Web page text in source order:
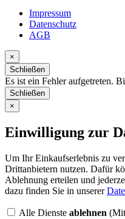
Impressum
Datenschutz
AGB
×
Schließen
Es ist ein Fehler aufgetreten.
Schließen
×
Einwilligung zur
Um Ihr Einkaufserlebnis zu
Drittanbietern nutzen. Dafür
Ablehnung erteilen und
dazu finden Sie in unserer
Alle Dienste ablehnen